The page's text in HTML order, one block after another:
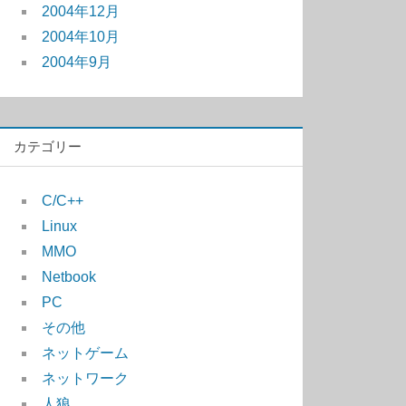
2004年12月
2004年10月
2004年9月
カテゴリー
C/C++
Linux
MMO
Netbook
PC
その他
ネットゲーム
ネットワーク